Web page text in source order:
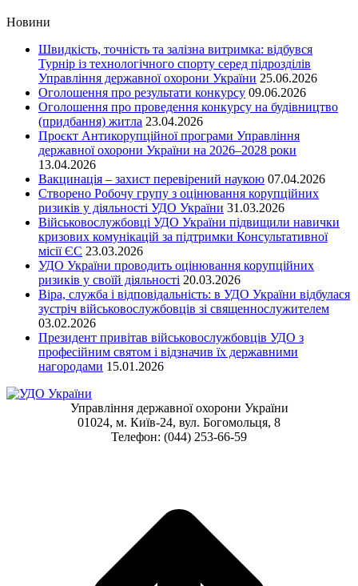
Новини
Швидкість, точність та залізна витримка: відбувся
Турнір із технологічного спорту серед підрозділів
Управління державної охорони України 25.06.2026
Оголошення про результати конкурсу 09.06.2026
Оголошення про проведення конкурсу на будівництво
(придбання) житла 23.04.2026
Проєкт Антикорупційної програми Управління
державної охорони України на 2026–2028 роки
13.04.2026
Вакцинація – захист перевірений наукою 07.04.2026
Cтворено Робочу групу з оцінювання корупційних
ризиків у діяльності УДО України 31.03.2026
Військовослужбовці УДО України підвищили навички
кризових комунікацій за підтримки Консультативної
місії ЄС 23.03.2026
УДО України проводить оцінювання корупційних
ризиків у своїй діяльності 20.03.2026
Віра, служба і відповідальність: в УДО України відбулася
зустріч військовослужбовців зі священнослужителем
03.02.2026
Президент привітав військовослужбовців УДО з
професійним святом і відзначив їх державними
нагородами 15.01.2026
Управління державної охорони України
01024, м. Київ-24, вул. Богомольця, 8
Телефон: (044) 253-66-59